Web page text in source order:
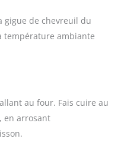
gigue de chevreuil du
température ambiante
au four. Fais cuire au
en arrosant